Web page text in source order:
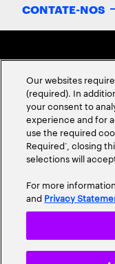
CONTATE-NOS
SOBRE NÓS
Our websites
(required). In
your consent to
experience and for
use the required
Required’, closing
selections will
For more
and Privacy